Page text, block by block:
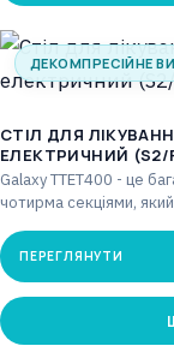
ДЕКОМПРЕСІЙНЕ
CТІЛ ДЛЯ
ЕЛЕКТРИЧНИЙ (S2/
Galaxy TTET400 - це
чотирма секціями,
ПЕРЕГЛЯНУТИ